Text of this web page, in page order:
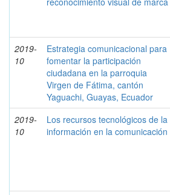
2019-
10
Estrategia comunicacional para
fomentar la participación
ciudadana en la parroquia
Virgen de Fátima, cantón
Yaguachi, Guayas, Ecuador
2019-
10
Los recursos tecnológicos de la
información en la comunicación